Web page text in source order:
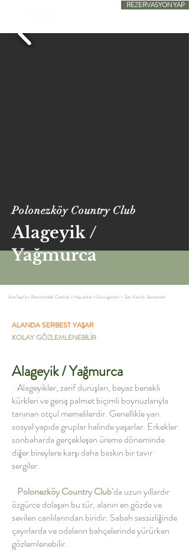
REZERVASYON YAP
Polonezköy Country Club
Alageyik /
Yağmurca
Sarı Karınlı Semender
Ana Sayfa>Alanımızdaki Canlılar > Hayvanlar >Sürüngenler >
ALANDA SERBEST YAŞAR
KOLAY GÖZLEMLENEBİLİR
Alageyik / Yağmurca
Alageyikler, zarif duruşları, beyaz benekli
kürkleri ve geniş palmet biçimli boynuzlarıyla
tanınan otçul memelilerdir. Genellikle yarı
sosyal yapıda gruplar halinde yaşarlar. Erkekler
sonbaharda gerçekleşen üreme döneminde
diğer bireylere karşı daha baskın bir tavır
sergiler.
Polonezköy Country Club’da uzun yıllardır
özgürce dolaşan bu tür, alanın en gözde ve
sevilen canlılarından biridir. Sabah sessizliğinde
çayırlarda ve odaların bahçelerinde yürürken
gözlemlenebilir.